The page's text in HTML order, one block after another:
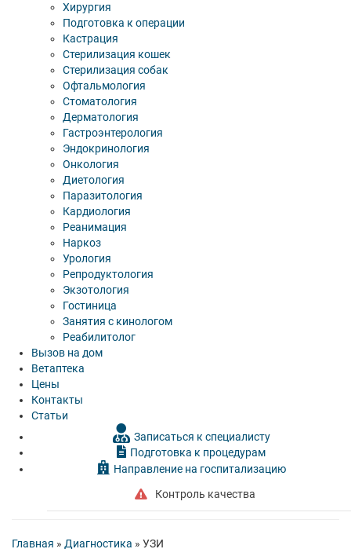
Хирургия
Подготовка к операции
Кастрация
Стерилизация кошек
Стерилизация собак
Офтальмология
Стоматология
Дерматология
Гастроэнтерология
Эндокринология
Онкология
Диетология
Паразитология
Кардиология
Реанимация
Наркоз
Урология
Репродуктология
Экзотология
Гостиница
Занятия с кинологом
Реабилитолог
Вызов на дом
Ветаптека
Цены
Контакты
Статьи
Записаться к специалисту
Подготовка к процедурам
Направление на госпитализацию
Контроль качества
Главная » Диагностика » УЗИ